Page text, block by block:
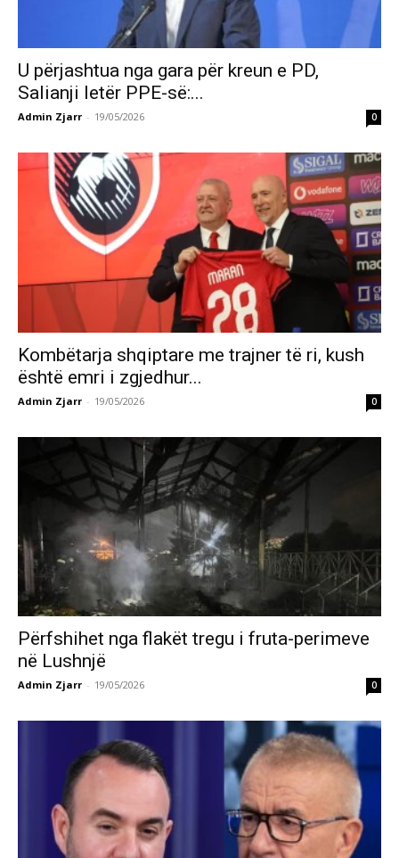
U përjashtua nga gara për kreun e PD,
Salianji letër PPE-së:...
Admin Zjarr - 19/05/2026 0
Kombëtarja shqiptare me trajner të ri, kush
është emri i zgjedhur...
Admin Zjarr - 19/05/2026 0
Përfshihet nga flakët tregu i fruta-perimeve
në Lushnjë
Admin Zjarr - 19/05/2026 0